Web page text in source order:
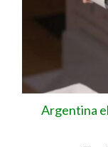
Argentina